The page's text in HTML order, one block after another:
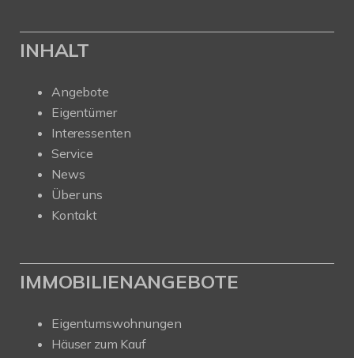
INHALT
Angebote
Eigentümer
Interessenten
Service
News
Über uns
Kontakt
IMMOBILIENANGEBOTE
Eigentumswohnungen
Häuser zum Kauf